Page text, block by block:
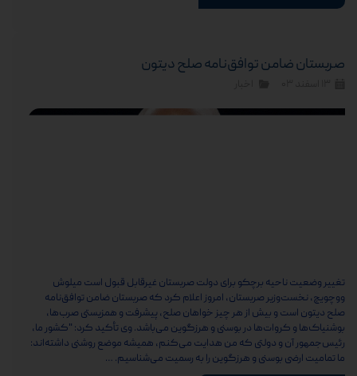
صربستان ضامن توافق‌نامه صلح دیتون
تغییر وضعیت ناحیه برچکو برای دولت صربستان غیرقابل قبول است میلوش
ووچویچ، نخست‌وزیر صربستان، امروز اعلام کرد که صربستان ضامن توافق‌نامه
صلح دیتون است و بیش از هر چیز خواهان صلح، پیشرفت و همزیستی صرب‌ها،
بوشنیاک‌ها و کروات‌ها در بوسنی و هرزگوین می‌باشد. وی تأکید کرد: "کشور ما،
رئیس‌جمهور آن و دولتی که من هدایت می‌کنم، همیشه موضع روشنی داشته‌اند:
ما تمامیت ارضی بوسنی و هرزگوین را به رسمیت می‌شناسیم. …